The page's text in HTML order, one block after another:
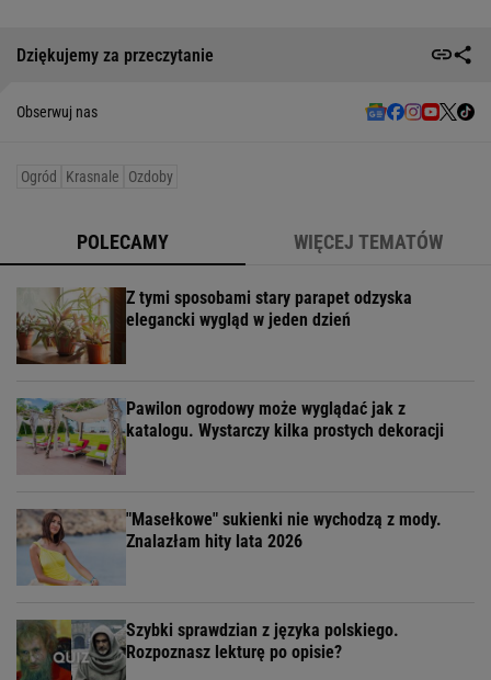
Dziękujemy za przeczytanie
Obserwuj nas
Ogród Krasnale Ozdoby
POLECAMY WIĘCEJ TEMATÓW
Z tymi sposobami stary parapet odzyska
elegancki wygląd w jeden dzień
Pawilon ogrodowy może wyglądać jak z
katalogu. Wystarczy kilka prostych dekoracji
"Masełkowe" sukienki nie wychodzą z mody.
Znalazłam hity lata 2026
Szybki sprawdzian z języka polskiego.
Rozpoznasz lekturę po opisie?